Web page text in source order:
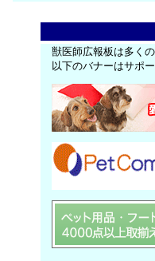
獣医師広報板は多く
以下のバナーはサポ